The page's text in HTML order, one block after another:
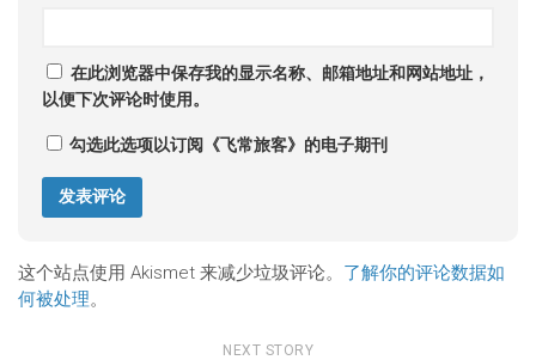
在此浏览器中保存我的显示名称、邮箱地址和网站地址，
以便下次评论时使用。
勾选此选项以订阅《飞常旅客》的电子期刊
这个站点使用 Akismet 来减少垃圾评论。 了解你的评论数据如
何被处理。
NEXT STORY